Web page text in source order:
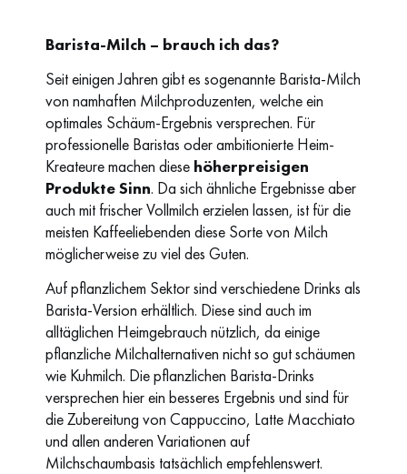
Barista-Milch – brauch ich das?
Seit einigen Jahren gibt es sogenannte Barista-Milch
von namhaften Milchproduzenten, welche ein
optimales Schäum-Ergebnis versprechen. Für
professionelle Baristas oder ambitionierte Heim-
Kreateure machen diese höherpreisigen
Produkte Sinn. Da sich ähnliche Ergebnisse aber
auch mit frischer Vollmilch erzielen lassen, ist für die
meisten Kaffeeliebenden diese Sorte von Milch
möglicherweise zu viel des Guten.
Auf pflanzlichem Sektor sind verschiedene Drinks als
Barista-Version erhältlich. Diese sind auch im
alltäglichen Heimgebrauch nützlich, da einige
pflanzliche Milchalternativen nicht so gut schäumen
wie Kuhmilch. Die pflanzlichen Barista-Drinks
versprechen hier ein besseres Ergebnis und sind für
die Zubereitung von Cappuccino, Latte Macchiato
und allen anderen Variationen auf
Milchschaumbasis tatsächlich empfehlenswert.